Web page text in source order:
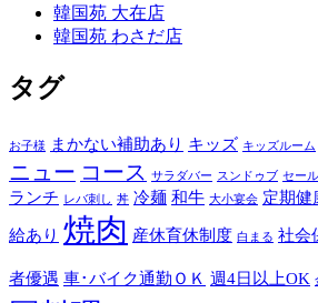
韓国苑 大在店
韓国苑 わさだ店
タグ
お子様 まかない補助あり キッズ キッズルーム
ニュー コース サラダバー スンドゥブ セール
ランチ レバ刺し 丼 冷麺 和牛 大小宴会 定期健
給あり 焼肉 産休育休制度 白まる 社会
者優遇 車･バイク通勤ＯＫ 週4日以上OK